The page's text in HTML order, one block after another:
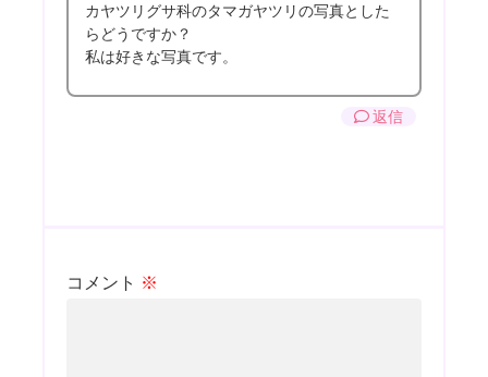
カヤツリグサ科のタマガヤツリの写真とした
らどうですか？
私は好きな写真です。
返信
コメント ※